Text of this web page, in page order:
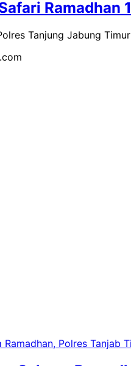
Ramadhan
Tanjung Jabung